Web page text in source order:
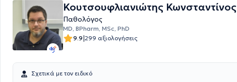
Κουτσουφλιανιώτης Κωνσταντίνος
Παθολόγος
MD, BPharm, MSc, PhD
9.9|299 αξιολογήσεις
Σχετικά με τον ειδικό